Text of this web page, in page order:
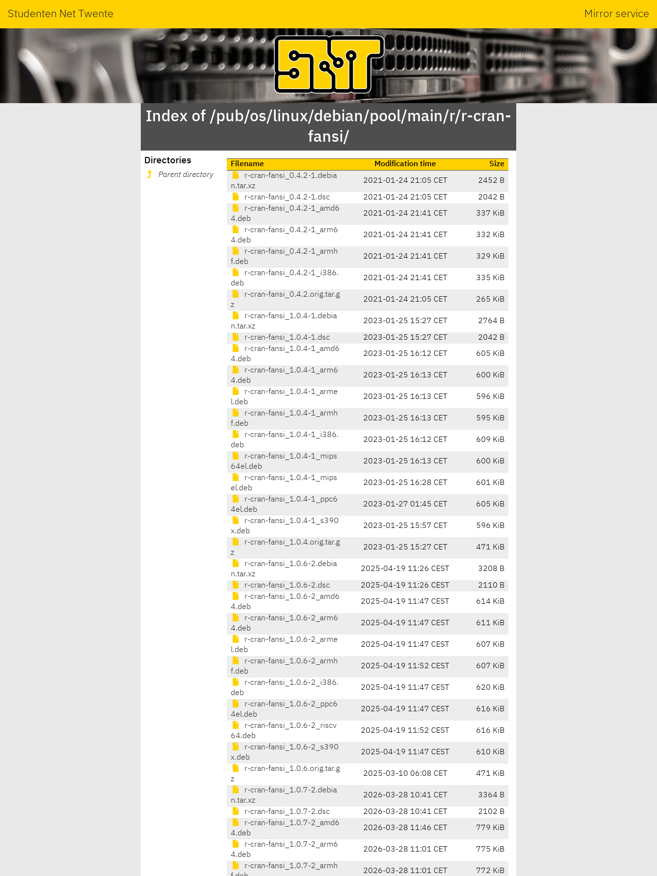
Studenten Net Twente Mirror service
Index of /pub/os/linux/debian/pool/main/r/r-cran-
fansi/
Directories
Parent directory
Filename Modification time
Size
r-cran-fansi_0.4.2-1.debia
n.tar.xz
2021-01-24 21:05 CET 2452 B
r-cran-fansi_0.4.2-1.dsc 2021-01-24 21:05 CET
2042 B
r-cran-fansi_0.4.2-1_amd6
4.deb
2021-01-24 21:41 CET 337 KiB
r-cran-fansi_0.4.2-1_arm6
4.deb
2021-01-24 21:41 CET 332 KiB
r-cran-fansi_0.4.2-1_armh
f.deb
2021-01-24 21:41 CET 329 KiB
r-cran-fansi_0.4.2-1_i386.
deb
2021-01-24 21:41 CET 335 KiB
r-cran-fansi_0.4.2.orig.tar.g
z
2021-01-24 21:05 CET 265 KiB
r-cran-fansi_1.0.4-1.debia
n.tar.xz
2023-01-25 15:27 CET 2764 B
r-cran-fansi_1.0.4-1.dsc 2023-01-25 15:27 CET
2042 B
r-cran-fansi_1.0.4-1_amd6
4.deb
2023-01-25 16:12 CET 605 KiB
r-cran-fansi_1.0.4-1_arm6
4.deb
2023-01-25 16:13 CET 600 KiB
r-cran-fansi_1.0.4-1_arme
l.deb
2023-01-25 16:13 CET 596 KiB
r-cran-fansi_1.0.4-1_armh
f.deb
2023-01-25 16:13 CET 595 KiB
r-cran-fansi_1.0.4-1_i386.
deb
2023-01-25 16:12 CET 609 KiB
r-cran-fansi_1.0.4-1_mips
64el.deb
2023-01-25 16:13 CET 600 KiB
r-cran-fansi_1.0.4-1_mips
el.deb
2023-01-25 16:28 CET 601 KiB
r-cran-fansi_1.0.4-1_ppc6
4el.deb
2023-01-27 01:45 CET 605 KiB
r-cran-fansi_1.0.4-1_s390
x.deb
2023-01-25 15:57 CET 596 KiB
r-cran-fansi_1.0.4.orig.tar.g
z
2023-01-25 15:27 CET 471 KiB
r-cran-fansi_1.0.6-2.debia
n.tar.xz
2025-04-19 11:26 CEST 3208 B
r-cran-fansi_1.0.6-2.dsc 2025-04-19 11:26 CEST
2110 B
r-cran-fansi_1.0.6-2_amd6
4.deb
2025-04-19 11:47 CEST 614 KiB
r-cran-fansi_1.0.6-2_arm6
4.deb
2025-04-19 11:47 CEST 611 KiB
r-cran-fansi_1.0.6-2_arme
l.deb
2025-04-19 11:47 CEST 607 KiB
r-cran-fansi_1.0.6-2_armh
f.deb
2025-04-19 11:52 CEST 607 KiB
r-cran-fansi_1.0.6-2_i386.
deb
2025-04-19 11:47 CEST 620 KiB
r-cran-fansi_1.0.6-2_ppc6
4el.deb
2025-04-19 11:47 CEST 616 KiB
r-cran-fansi_1.0.6-2_riscv
64.deb
2025-04-19 11:52 CEST 616 KiB
r-cran-fansi_1.0.6-2_s390
x.deb
2025-04-19 11:47 CEST 610 KiB
r-cran-fansi_1.0.6.orig.tar.g
z
2025-03-10 06:08 CET 471 KiB
r-cran-fansi_1.0.7-2.debia
n.tar.xz
2026-03-28 10:41 CET 3364 B
r-cran-fansi_1.0.7-2.dsc 2026-03-28 10:41 CET
2102 B
r-cran-fansi_1.0.7-2_amd6
4.deb
2026-03-28 11:46 CET 779 KiB
r-cran-fansi_1.0.7-2_arm6
4.deb
2026-03-28 11:01 CET 775 KiB
r-cran-fansi_1.0.7-2_armh
2026-03-28 11:01 CET 772 KiB